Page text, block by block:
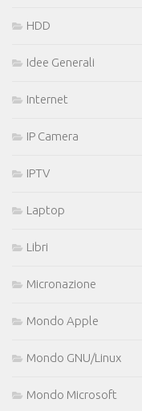
HDD
Idee Generali
Internet
IP Camera
IPTV
Laptop
Libri
Micronazione
Mondo Apple
Mondo GNU/Linux
Mondo Microsoft